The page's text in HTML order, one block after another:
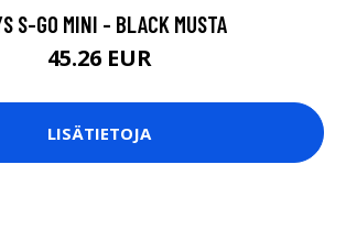
S-GO MINI - BLACK MUSTA
45.26 EUR
LISÄTIETOJA